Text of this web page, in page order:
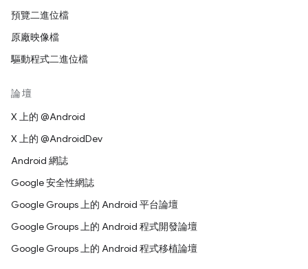
預覽二進位檔
原廠映像檔
驅動程式二進位檔
論壇
X 上的 @Android
X 上的 @AndroidDev
Android 網誌
Google 安全性網誌
Google Groups 上的 Android 平台論壇
Google Groups 上的 Android 程式開發論壇
Google Groups 上的 Android 程式移植論壇